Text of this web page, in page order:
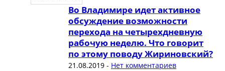
Во Владимире идет активное
обсуждение возможности
перехода на четырехдневную
рабочую неделю. Что говорит
по этому поводу Жириновский?
21.08.2019- Нет комментариев